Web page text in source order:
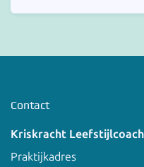
Contact
Kriskracht
Praktijkadres